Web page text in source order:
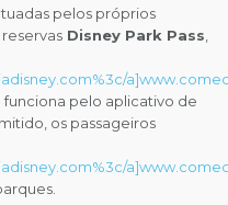
pelos próprios
Disney Park Pass
funciona pelo aplicativo de
os passageiros